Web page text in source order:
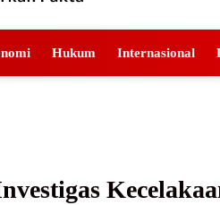
Hukum Internasional